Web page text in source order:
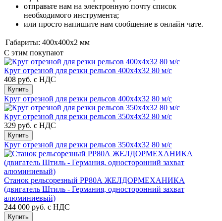
отправьте нам на электронную почту список
необходимого инструмента;
или просто напишите нам сообщение в онлайн чате.
Габариты: 400x400x2 мм
С этим покупают
Круг отрезной для резки рельсов 400х4х32 80 м/с
408 руб. с НДС
Купить
Круг отрезной для резки рельсов 400х4х32 80 м/с
Круг отрезной для резки рельсов 350х4х32 80 м/с
329 руб. с НДС
Купить
Круг отрезной для резки рельсов 350х4х32 80 м/с
Станок рельсорезный РР80А ЖЕЛДОРМЕХАНИКА
(двигатель Штиль - Германия, односторонний захват
алюминиевый)
244 000 руб. с НДС
Купить